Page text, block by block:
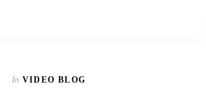
In VIDEO BLOG